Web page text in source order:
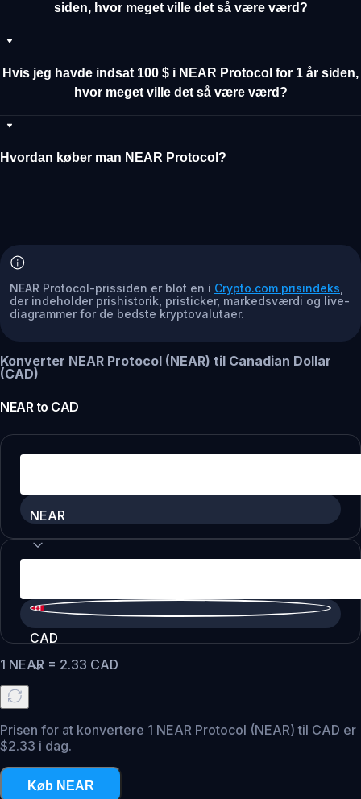
siden, hvor meget ville det så være værd?
Hvis jeg havde indsat 100 $ i NEAR Protocol for 1 år siden,
hvor meget ville det så være værd?
Hvordan køber man NEAR Protocol?
NEAR Protocol-prissiden er blot en i Crypto.com prisindeks
der indeholder prishistorik, pristicker, markedsværdi og live-
diagrammer for de bedste kryptovalutaer.
Konverter NEAR Protocol (NEAR) til Canadian Dollar
(CAD)
NEARto CAD
NEAR
CAD
1 NEAR = 2.33 CAD
Prisen for at konvertere 1 NEAR Protocol (NEAR) til CAD er
$2.33 i dag.
Køb NEAR